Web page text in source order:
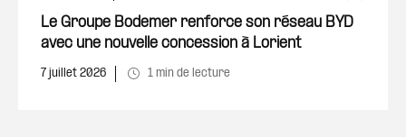
Le Groupe Bodemer renforce son réseau BYD
avec une nouvelle concession à Lorient
7 juillet 2026 1 min de lecture